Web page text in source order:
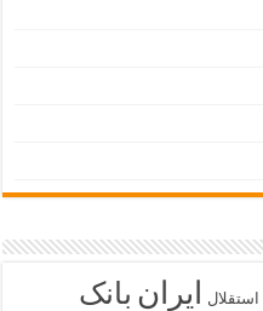
استقلال ایران بانک